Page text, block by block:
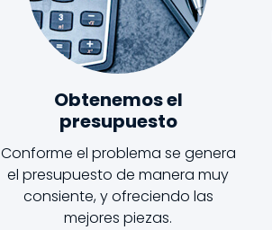
Obtenemos el
presupuesto
Conforme el problema se genera
el presupuesto de manera muy
consiente, y ofreciendo las
mejores piezas.